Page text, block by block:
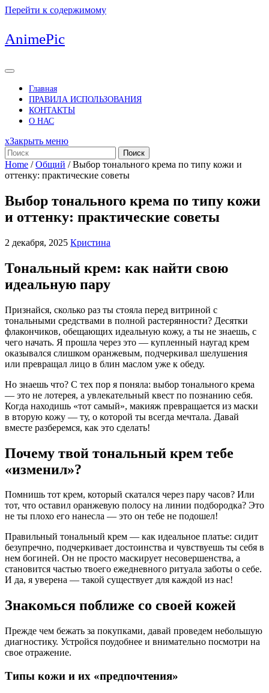
Перейти к содержимому
AnimePic
Главная
ПРАВИЛА ИСПОЛЬЗОВАНИЯ
КОНТАКТЫ
О НАС
xЗакрыть меню
Поиск
Home /Общий /Выбор тонального крема по типу кожи и
оттенку: практические советы
Выбор тонального крема по типу кожи
и оттенку: практические советы
2 декабря, 2025 Кристина
Тональный крем: как найти свою
идеальную пару
Признайся, сколько раз ты стояла перед витриной с
тональными средствами в полной растерянности? Десятки
флакончиков, обещающих идеальную кожу, а ты не знаешь, с
чего начать. Я прошла через это — купленный наугад крем
оказывался слишком оранжевым, подчеркивал шелушения
или превращал лицо в блин маслом уже к обеду.
Но знаешь что? С тех пор я поняла: выбор тонального крема
— это не лотерея, а увлекательный квест по познанию себя.
Когда находишь «тот самый», макияж превращается из маски
в вторую кожу — ту, о которой ты всегда мечтала. Давай
вместе разберемся, как это сделать!
Почему твой тональный крем тебе
«изменил»?
Помнишь тот крем, который скатался через пару часов? Или
тот, что оставил оранжевую полосу на линии подбородка? Это
не ты плохо его нанесла — это он тебе не подошел!
Правильный тональный крем — как идеальное платье: сидит
безупречно, подчеркивает достоинства и чувствуешь ты себя в
нем богиней. Он не просто маскирует несовершенства, а
становится частью твоего ежедневного ритуала заботы о себе.
И да, я уверена — такой существует для каждой из нас!
Знакомься поближе со своей кожей
Прежде чем бежать за покупками, давай проведем небольшую
диагностику. Устройся поудобнее и внимательно посмотри на
свое отражение.
Типы кожи и их «предпочтения»